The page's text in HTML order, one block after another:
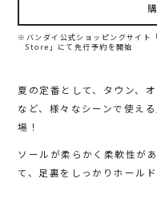
※バンダイ公式ショッピングサイト
Store」にて先行予約を開始
夏の定番として、タウン、
など、様々なシーンで使え
場！
ソールが柔らかく柔軟性が
て、足裏をしっかりホールド